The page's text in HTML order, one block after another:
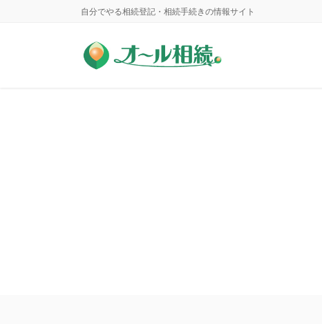
自分でやる相続登記・相続手続きの情報サイト